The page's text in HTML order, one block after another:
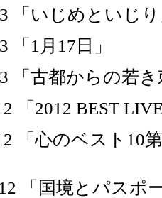
「いじめといじ
「1月17日」
「古都からの若
「2012 BEST
「心のベスト10
「国境とパスポ